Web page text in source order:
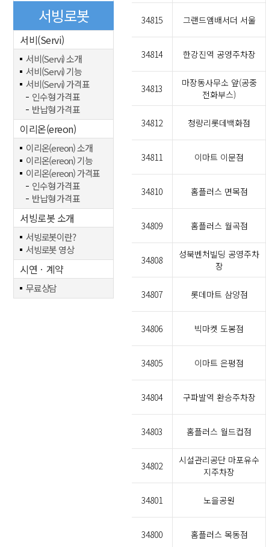
서빙로봇
서비(Servi)
서비(Servi) 소개
서비(Servi) 기능
서비(Servi) 가격표
인수형 가격표
반납형 가격표
이리온(ereon)
이리온(ereon) 소개
이리온(ereon) 기능
이리온(ereon) 가격표
인수형 가격표
반납형 가격표
서빙로봇 소개
서빙로봇이란?
서빙로봇 영상
시연ㆍ계약
무료상담
34815 그랜드앰배서더 서울
34814 한강진역 공영주차장
34813
마장동사무소 앞(공중
전화부스)
34812 청량리롯데백화점
34811 이마트 이문점
34810 홈플러스 면목점
34809 홈플러스 월곡점
34808
성북벤처빌딩 공영주차
장
34807 롯데마트 삼양점
34806 빅마켓 도봉점
34805 이마트 은평점
34804 구파발역 환승주차장
34803 홈플러스 월드컵점
34802
시설관리공단 마포유수
지주차장
34801 노을공원
34800 홈플러스 목동점